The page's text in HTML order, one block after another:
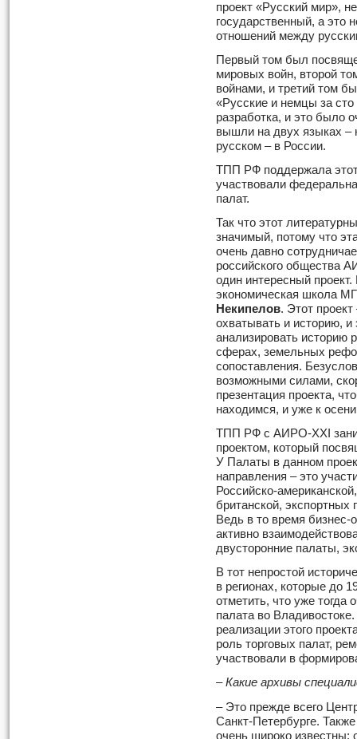
проект «Русский мир»,
государственный, а это
отношений между
Первый том был
мировых войн, второй
войнами, и третий том
«Русские и немцы за
разработка, и это было
вышли на двух языках –
русском – в России.
ТПП РФ поддержала этот
участвовали
палат.
Так что этот
значимый, потому что
очень давно
российского общества
один интересный
экономическая школа
Некипелов. Этот
охватывать и историю, и
анализировать историю
сферах, земельных
сопоставления.
возможными силами,
презентация проекта,
находимся, и уже к осени
ТПП РФ с АИРО-ХХI
проектом, который
У Палаты в данном
направления – это
Российско-
британской, экспортных
Ведь в то время
активно
двусторонние палаты,
В тот непростой
в регионах, которые до
отметить, что уже тогда
палата во
реализации этого
роль торговых палат,
участвовали в
– Какие архивы
– Это прежде всего
Санкт-Петербурге.
очень широко известны: